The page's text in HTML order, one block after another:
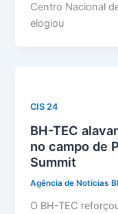
Centro Nacional
elogiou
CIS 24
BH-TEC
no campo de
Summit
Agência de Notícias
O BH-TEC